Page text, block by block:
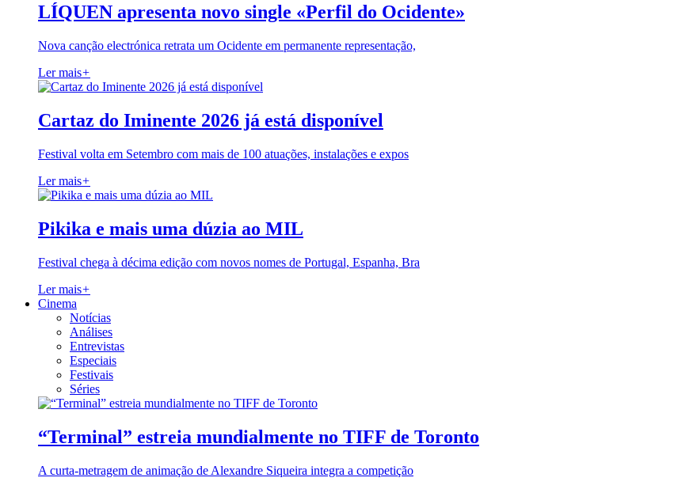
LÍQUEN apresenta novo single «Perfil do Ocidente»
Nova canção electrónica retrata um Ocidente em permanente representação,
Ler mais+
Cartaz do Iminente 2026 já está disponível
Festival volta em Setembro com mais de 100 atuações, instalações e expos
Ler mais+
Pikika e mais uma dúzia ao MIL
Festival chega à décima edição com novos nomes de Portugal, Espanha, Bra
Ler mais+
Cinema
Notícias
Análises
Entrevistas
Especiais
Festivais
Séries
“Terminal” estreia mundialmente no TIFF de Toronto
A curta-metragem de animação de Alexandre Siqueira integra a competição